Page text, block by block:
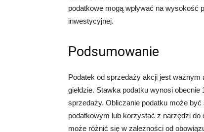
podatkowe mogą wpływać na wysokość
inwestycyjnej.
Podsumowanie
Podatek od sprzedaży akcji jest
giełdzie. Stawka podatku wynosi
sprzedaży. Obliczanie podatku może
podatkowym lub korzystać z narzędzi
może różnić się w zależności od